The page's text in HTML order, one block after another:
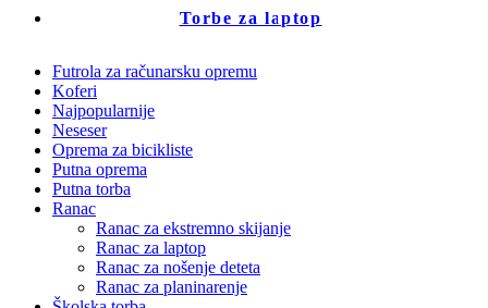
Torbe za laptop
Futrola za računarsku opremu
Koferi
Najpopularnije
Neseser
Oprema za bicikliste
Putna oprema
Putna torba
Ranac
Ranac za ekstremno skijanje
Ranac za laptop
Ranac za nošenje deteta
Ranac za planinarenje